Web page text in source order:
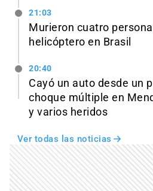
21:03
Murieron cuatro
helicóptero en Brasil
20:40
Cayó un auto desde un
choque múltiple en
y varios heridos
Ver todas las noticias